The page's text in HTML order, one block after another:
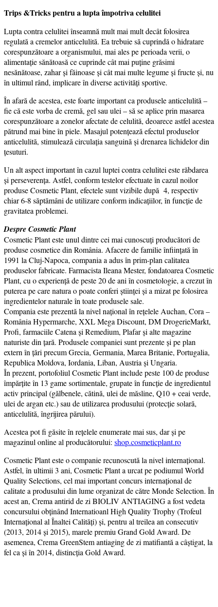
Trips &Tricks pentru a lupta împotriva celulitei
Lupta contra celulitei înseamnă mult mai mult decât folosirea
regulată a cremelor anticelulită. Ea trebuie să cuprindă o hidratare
corespunzătoare a organismului, mai ales pe perioada verii, o
alimentaţie sănătoasă ce cuprinde cât mai puţine grăsimi
nesănătoase, zahar şi făinoase şi cât mai multe legume şi fructe şi, nu
în ultimul rând, implicare în diverse activități sportive.
În afară de acestea, este foarte important ca produsele anticelulită –
fie că este vorba de cremă, gel sau ulei – să se aplice prin masarea
corespunzătoare a zonelor afectate de celulită, deoarece astfel acestea
pătrund mai bine în piele. Masajul potenţează efectul produselor
anticelulită, stimulează circulaţia sanguină şi drenarea lichidelor din
ţesuturi.
Un alt aspect important în cazul luptei contra celulitei este răbdarea
şi perseverenţa. Astfel, conform testelor efectuate în cazul noilor
produse Cosmetic Plant, efectele sunt vizibile după 4, respectiv
chiar 6-8 săptămâni de utilizare conform indicaţiilor, în funcţie de
gravitatea problemei.
Despre Cosmetic Plant
Cosmetic Plant este unul dintre cei mai cunoscuţi producători de
produse cosmetice din România. Afacere de familie înființată în
1991 la Cluj-Napoca, compania a adus în prim-plan calitatea
produselor fabricate. Farmacista Ileana Mester, fondatoarea Cosmetic
Plant, cu o experiență de peste 20 de ani în cosmetologie, a crezut în
puterea pe care natura o poate conferi științei și a mizat pe folosirea
ingredientelor naturale în toate produsele sale.
Compania este prezentă la nivel național în rețelele Auchan, Cora –
România Hypermarche, XXL Mega Discount, DM DrogerieMarkt,
Profi, farmaciile Catena și Remedium, Plafar și alte magazine
naturiste din țară. Produsele companiei sunt prezente şi pe plan
extern în țări precum Grecia, Germania, Marea Britanie, Portugalia,
Republica Moldova, Iordania, Liban, Austria şi Ungaria.
În prezent, portofoliul Cosmetic Plant include peste 100 de produse
împărțite în 13 game sortimentale, grupate în funcție de ingredientul
activ principal (gălbenele, cătină, ulei de măsline, Q10 + ceai verde,
ulei de argan etc.) sau de utilizarea produsului (protecție solară,
anticelulită, îngrijirea părului).
Acestea pot fi găsite în rețelele enumerate mai sus, dar și pe
magazinul online al producătorului: shop.cosmeticplant.ro
Cosmetic Plant este o companie recunoscută la nivel internaţional.
Astfel, în ultimii 3 ani, Cosmetic Plant a urcat pe podiumul World
Quality Selections, cel mai important concurs internațional de
calitate a produsului din lume organizat de către Monde Selection. În
acest an, Crema antirid de zi BIOLIV ANTIAGING a fost vedeta
concursului obținând Internatioanl High Quality Trophy (Trofeul
Internațional al Înaltei Calități) și, pentru al treilea an consecutiv
(2013, 2014 şi 2015), marele premiu Grand Gold Award. De
asemenea, Crema GreenStem antiaging de zi matifiantă a câștigat, la
fel ca şi în 2014, distincția Gold Award.